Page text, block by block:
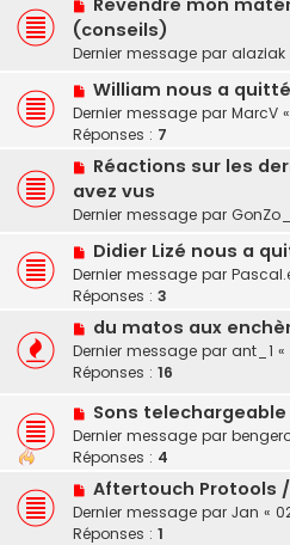
Revendre mon
(conseils)
Dernier message par alaziak
William nous a
Dernier message par MarcV «
Réponses : 7
Réactions sur les
avez vus
Dernier message par GonZo_
Didier Lizé nous a
Dernier message par
Réponses : 3
du matos aux
Dernier message par ant_1 «
Réponses : 16
Sons telechargeable
Dernier message par
Réponses : 4
Aftertouch Protools /
Dernier message par Jan «
Réponses : 1